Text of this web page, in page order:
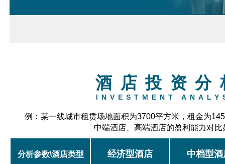
酒店投资分
INVESTMENT
例：某一线城市租赁场地面积为3700平方米，租金为
中端酒店、高端酒店的盈利能力对比
分析参数\酒店类型 经济型酒店 中档型